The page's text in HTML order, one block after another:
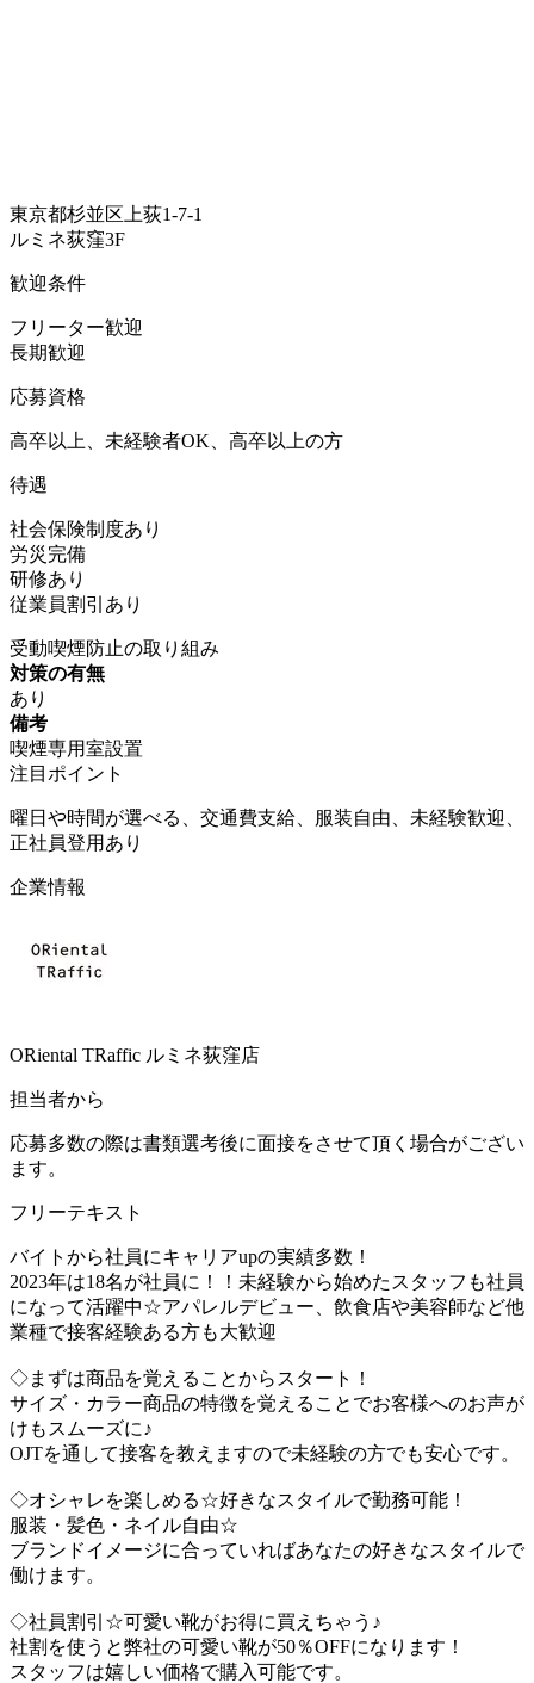
東京都杉並区上荻1-7-1
ルミネ荻窪3F
歓迎条件
フリーター歓迎
長期歓迎
応募資格
高卒以上、未経験者OK、高卒以上の方
待遇
社会保険制度あり
労災完備
研修あり
従業員割引あり
受動喫煙防止の取り組み
対策の有無
あり
備考
喫煙専用室設置
注目ポイント
曜日や時間が選べる、交通費支給、服装自由、未経験歓迎、
正社員登用あり
企業情報
ORiental TRaffic ルミネ荻窪店
担当者から
応募多数の際は書類選考後に面接をさせて頂く場合がござい
ます。
フリーテキスト
バイトから社員にキャリアupの実績多数！
2023年は18名が社員に！！未経験から始めたスタッフも社員
になって活躍中☆アパレルデビュー、飲食店や美容師など他
業種で接客経験ある方も大歓迎
◇まずは商品を覚えることからスタート！
サイズ・カラー商品の特徴を覚えることでお客様へのお声が
けもスムーズに♪
OJTを通して接客を教えますので未経験の方でも安心です。
◇オシャレを楽しめる☆好きなスタイルで勤務可能！
服装・髪色・ネイル自由☆
ブランドイメージに合っていればあなたの好きなスタイルで
働けます。
◇社員割引☆可愛い靴がお得に買えちゃう♪
社割を使うと弊社の可愛い靴が50％OFFになります！
スタッフは嬉しい価格で購入可能です。